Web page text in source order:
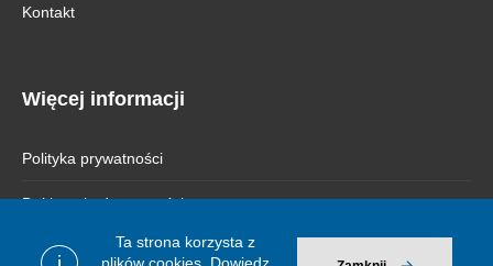
Ta strona korzysta z
plików cookies. Dowiedz
Kontakt
Więcej informacji
Polityka prywatności
Deklaracja dostępności